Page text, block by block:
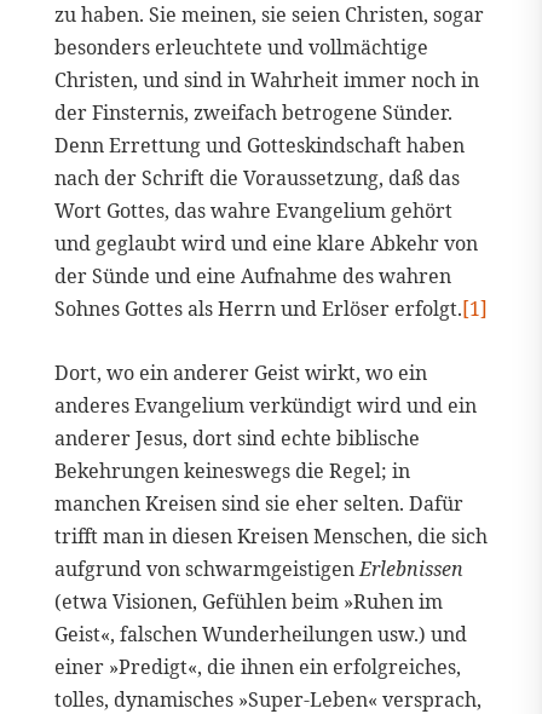
zu haben. Sie meinen, sie seien Christen, sogar
besonders erleuchtete und vollmächtige
Christen, und sind in Wahrheit immer noch in
der Finsternis, zweifach betrogene Sünder.
Denn Errettung und Gotteskindschaft haben
nach der Schrift die Voraussetzung, daß das
Wort Gottes, das wahre Evangelium gehört
und geglaubt wird und eine klare Abkehr von
der Sünde und eine Aufnahme des wahren
Sohnes Gottes als Herrn und Erlöser erfolgt.[1]
Dort, wo ein anderer Geist wirkt, wo ein
anderes Evangelium verkündigt wird und ein
anderer Jesus, dort sind echte biblische
Bekehrungen keineswegs die Regel; in
manchen Kreisen sind sie eher selten. Dafür
trifft man in diesen Kreisen Menschen, die sich
aufgrund von schwarmgeistigenErlebnissen
(etwa Visionen, Gefühlen beim »Ruhen im
Geist«, falschen Wunderheilungen usw.) und
einer »Predigt«, die ihnen ein erfolgreiches,
tolles, dynamisches »Super-Leben« versprach,